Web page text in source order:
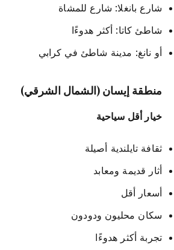
شارع بانغلا: شارع للمشاة
شاطئ كاتا: أكثر هدوءًا
أو نانغ: مدينة شاطئ في كرابي
منطقة إيسان (الشمال الشرقي)
خيار أقل سياحية
ثقافة تايلندية أصيلة
أثار قديمة ومعابد
أسعار أقل
سكان محليون ودودون
تجربة أكثر هدوءًا